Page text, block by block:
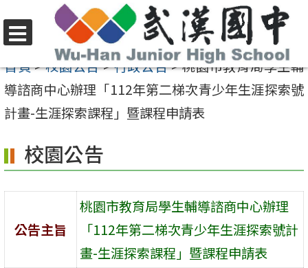
至
要
內
區
選
單
首頁>校園公告>行政公告>桃園市教育局學生輔
導諮商中心辦理「112年第二梯次青少年生涯探索號
計畫-生涯探索課程」暨課程申請表
校園公告
公告主旨
桃園市教育局學生輔導諮商中心辦理
「112年第二梯次青少年生涯探索號計
畫-生涯探索課程」暨課程申請表